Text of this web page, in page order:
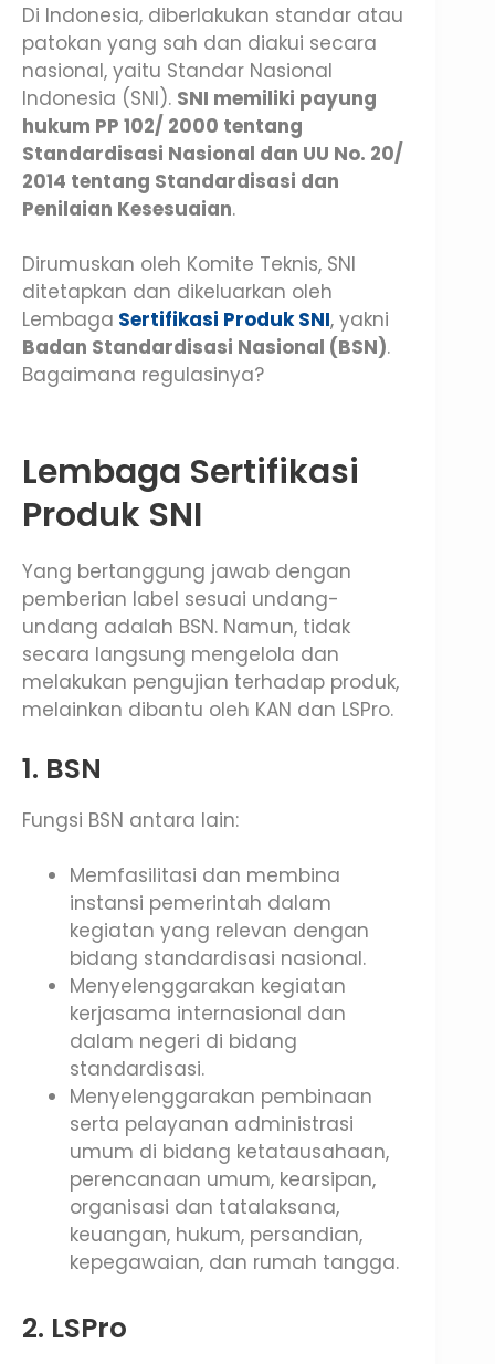
Di Indonesia, diberlakukan standar atau
patokan yang sah dan diakui secara
nasional, yaitu Standar Nasional
Indonesia (SNI). SNI memiliki payung
hukum PP 102/ 2000 tentang
Standardisasi Nasional dan UU No. 20/
2014 tentang Standardisasi dan
Penilaian Kesesuaian.
Dirumuskan oleh Komite Teknis, SNI
ditetapkan dan dikeluarkan oleh
Lembaga Sertifikasi Produk SNI, yakni
Badan Standardisasi Nasional (BSN).
Bagaimana regulasinya?
Lembaga Sertifikasi
Produk SNI
Yang bertanggung jawab dengan
pemberian label sesuai undang-
undang adalah BSN. Namun, tidak
secara langsung mengelola dan
melakukan pengujian terhadap produk,
melainkan dibantu oleh KAN dan LSPro.
1. BSN
Fungsi BSN antara lain:
Memfasilitasi dan membina
instansi pemerintah dalam
kegiatan yang relevan dengan
bidang standardisasi nasional.
Menyelenggarakan kegiatan
kerjasama internasional dan
dalam negeri di bidang
standardisasi.
Menyelenggarakan pembinaan
serta pelayanan administrasi
umum di bidang ketatausahaan,
perencanaan umum, kearsipan,
organisasi dan tatalaksana,
keuangan, hukum, persandian,
kepegawaian, dan rumah tangga.
2. LSPro